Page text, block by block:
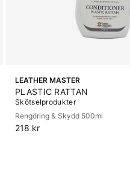
LEATHER MASTER
PLASTIC RATTAN
Skötselprodukter
Rengöring & Skydd 500ml
218 kr